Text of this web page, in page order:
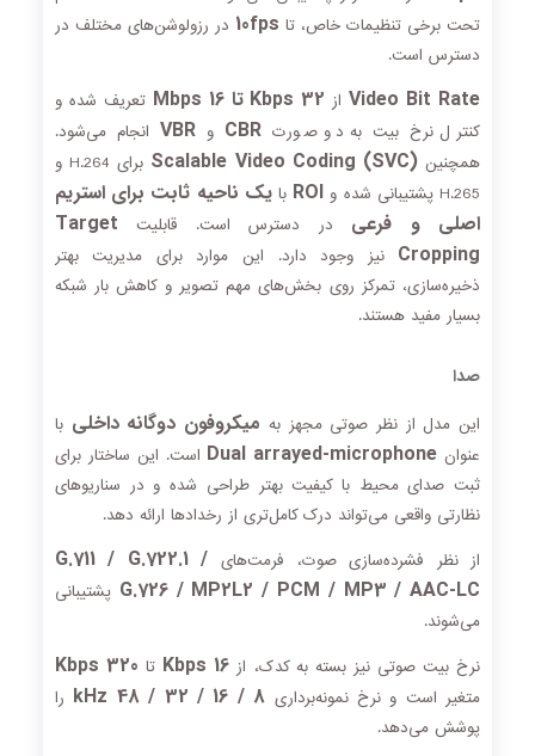
تحت برخی تنظیمات خاص، تا 10fps در رزولوشن‌های مختلف در
دسترس است.
Video Bit Rateاز 32 Kbps تا 16 Mbps
تعریف شده و
کنترل نرخ بیت به دو صورت CBR وVBR انجام می‌شود.
همچنینScalable Video Coding (SVC)
برای H.264 و
H.265 پشتیبانی شده و
ROI بایک ناحیه ثابت برای استریم
اصلی و فرعی در دسترس است. قابلیت Target
Cropping نیز وجود دارد. این موارد برای مدیریت بهتر
ذخیره‌سازی، تمرکز روی بخش‌های مهم تصویر و کاهش بار شبکه
بسیار مفید هستند.
صدا
این مدل از نظر صوتی مجهز به میکروفون دوگانه داخلی با
عنوان Dual arrayed-microphone است. این ساختار برای
ثبت صدای محیط با کیفیت بهتر طراحی شده و در سناریوهای
نظارتی واقعی می‌تواند درک کامل‌تری از رخدادها ارائه دهد.
از نظر فشرده‌سازی صوت، فرمت‌های G.711 / G.722.1 /
G.726 / MP2L2 / PCM / MP3 / AAC-LC پشتیبانی
می‌شوند.
نرخ بیت صوتی نیز بسته به کدک، از 16 Kbps تا 320 Kbps
متغیر است و نرخ نمونه‌برداری 8 / 16 / 32 / 48 kHz
را
پوشش می‌دهد.